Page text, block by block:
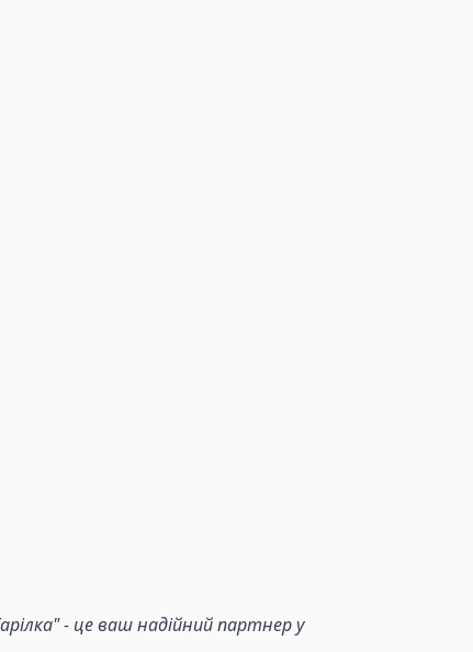
- це ваш надійний партнер у